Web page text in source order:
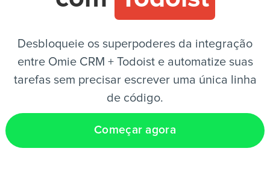
Desbloqueie os superpoderes da integração
entre Omie CRM + Todoist e automatize suas
tarefas sem precisar escrever uma única linha
de código.
Começar agora